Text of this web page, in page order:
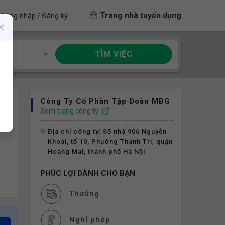
Đăng nhập / Đăng ký Trang nhà tuyển dụng
TÌM VIỆC
Công Ty Cổ Phần Tập Đoàn MBG
Xem trang công ty
Địa chỉ công ty: Số nhà 906 Nguyễn
Khoái, tổ 10, Phường Thanh Trì, quận
Hoàng Mai, thành phố Hà Nội
PHÚC LỢI DÀNH CHO BẠN
Thưởng
Nghỉ phép